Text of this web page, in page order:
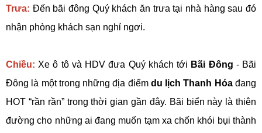
Trưa: Đến bãi đông Quý khách ăn trưa tại nhà hàng sau đó
nhận phòng khách sạn nghỉ ngơi.
Chiều: Xe ô tô và HDV đưa Quý khách tới Bãi Đông - Bãi
Đông là một trong những địa điểm du lịch Thanh Hóađang
HOT “rần rần” trong thời gian gần đây. Bãi biển này là thiên
đường cho những ai đang muốn tạm xa chốn khói bụi thành